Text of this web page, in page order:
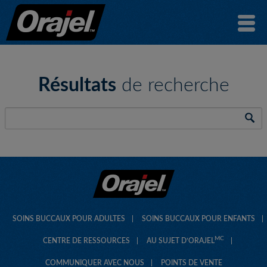
Résultats de recherche
SOINS BUCCAUX POUR ADULTES SOINS BUCCAUX POUR ENFANTS
CENTRE DE RESSOURCES AU SUJET D’ORAJEL MC
COMMUNIQUER AVEC NOUS POINTS DE VENTE